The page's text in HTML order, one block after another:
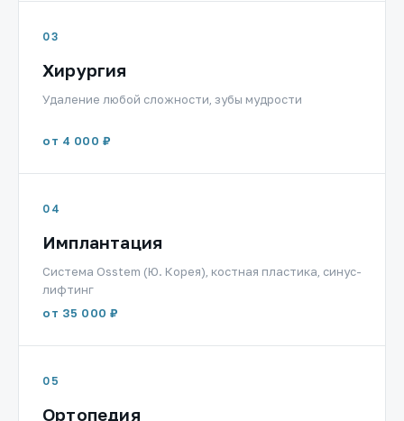
03
Хирургия
Удаление любой сложности, зубы мудрости
от 4 000 ₽
04
Имплантация
Система Osstem (Ю. Корея), костная пластика, синус-
лифтинг
от 35 000 ₽
05
Ортопедия